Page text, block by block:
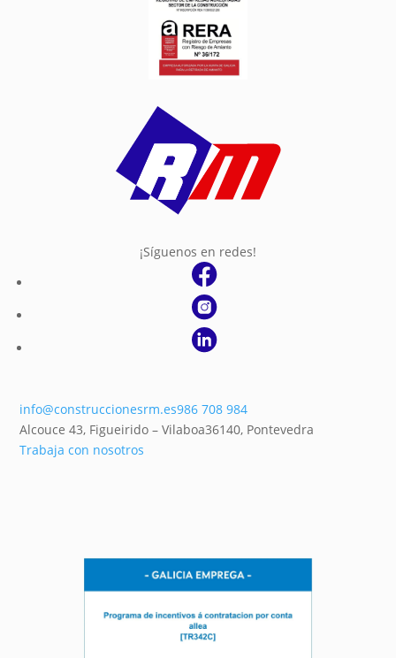
¡Síguenos en redes!
info@construccionesrm.es986 708 984
Alcouce 43, Figueirido – Vilaboa36140, Pontevedra
Trabaja con nosotros